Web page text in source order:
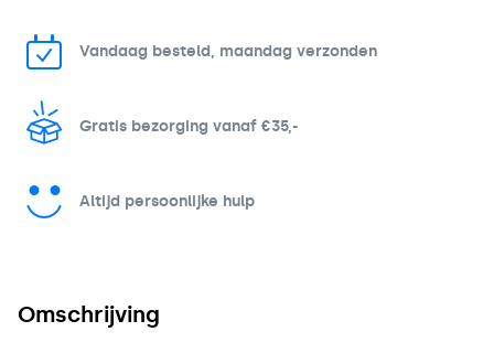
Vandaag besteld, maandag verzonden
Gratis bezorging vanaf €35,-
Altijd persoonlijke hulp
Omschrijving